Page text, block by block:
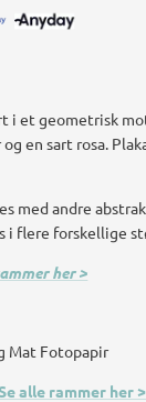
i et geometrisk
en sart rosa.
med andre
i flere forskellige
her >
Mat Fotopapir
alle rammer her >